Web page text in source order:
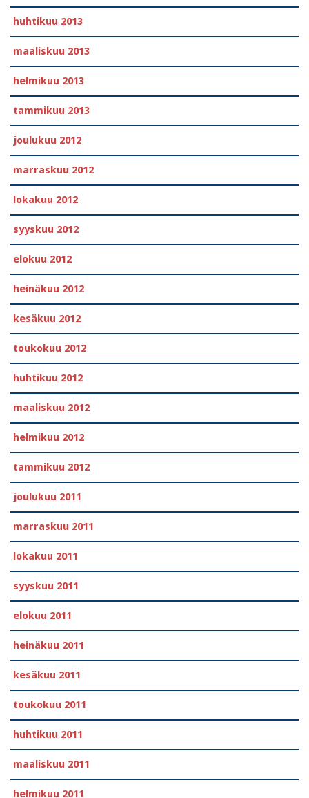
huhtikuu 2013
maaliskuu 2013
helmikuu 2013
tammikuu 2013
joulukuu 2012
marraskuu 2012
lokakuu 2012
syyskuu 2012
elokuu 2012
heinäkuu 2012
kesäkuu 2012
toukokuu 2012
huhtikuu 2012
maaliskuu 2012
helmikuu 2012
tammikuu 2012
joulukuu 2011
marraskuu 2011
lokakuu 2011
syyskuu 2011
elokuu 2011
heinäkuu 2011
kesäkuu 2011
toukokuu 2011
huhtikuu 2011
maaliskuu 2011
helmikuu 2011